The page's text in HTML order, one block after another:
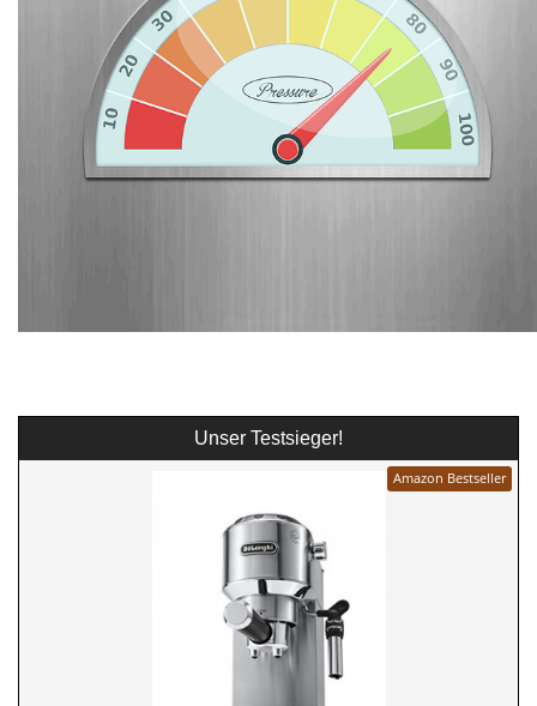
Unser Testsieger!
Amazon Bestseller